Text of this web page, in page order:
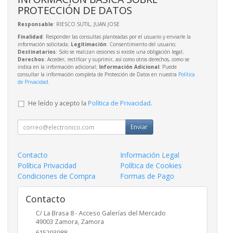
PROTECCIÓN DE DATOS
Responsable: RIESCO SUTIL, JUAN JOSE
Finalidad: Responder las consultas planteadas por el usuario y enviarle la
información solicitada; Legitimación: Consentimiento del usuario;
Destinatarios: Solo se realizan cesiones si existe una obligación legal;
Derechos: Acceder, rectificar y suprimir, así como otros derechos, como se
indica en la información adicional; Información Adicional: Puede
consultar la información completa de Protección de Datos en nuestra Política
de Privacidad.
He leído y acepto la Política de Privacidad.
Enviar
Contacto
Información Legal
Política Privacidad
Política de Cookies
Condiciones de Compra
Formas de Pago
Contacto
C/ La Brasa 8 - Acceso Galerías del Mercado
49003 Zamora, Zamora